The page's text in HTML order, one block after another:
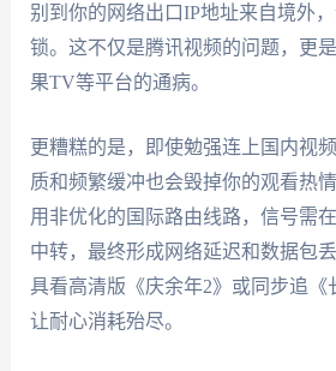
别到你的网络出口IP地址来自境外
锁。这不仅是腾讯视频的问题，更
果TV等平台的通病。
更糟糕的是，即使勉强连上国内视
质和频繁缓冲也会毁掉你的观看热
用非优化的国际路由线路，信号需
中转，最终形成网络延迟和数据包
具看高清版《庆余年2》或同步追《
让耐心消耗殆尽。